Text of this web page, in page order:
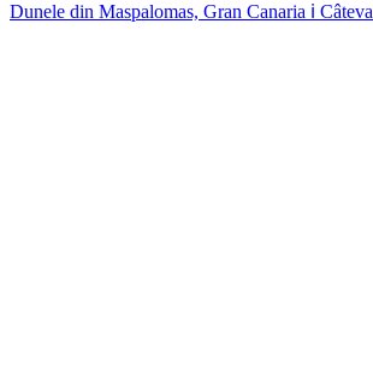
Dunele din Maspalomas, Gran Canaria ℹ️